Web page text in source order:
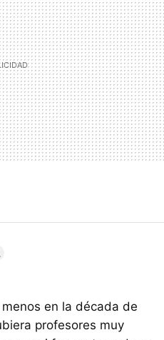
en la década de
profesores muy